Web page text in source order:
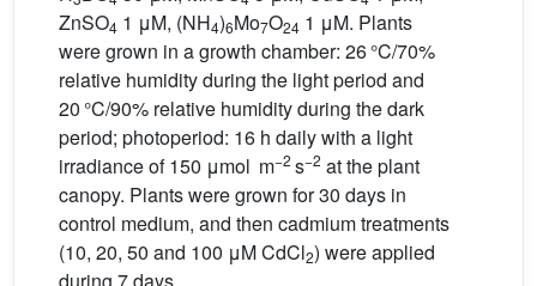
ZnSO4 1 μM, (NH4)6Mo7O24 1 μM. Plants
were grown in a growth chamber: 26 °C/70%
relative humidity during the light period and
20 °C/90% relative humidity during the dark
period; photoperiod: 16 h daily with a light
irradiance of 150 μmol m−2 s−2 at the plant
canopy. Plants were grown for 30 days in
control medium, and then cadmium treatments
(10, 20, 50 and 100 μM CdCl2) were applied